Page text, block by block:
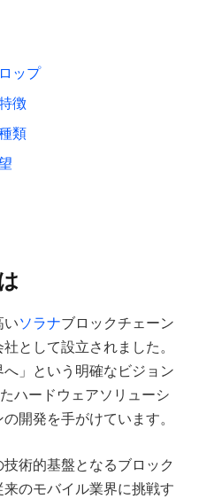
ップ
徴
類
いソラナブロックチェーン
として設立されました。
へ」という明確なビジョン
ハードウェアソリューシ
開発を手がけています。
術的基盤となるブロック
のモバイル業界に挑戦す